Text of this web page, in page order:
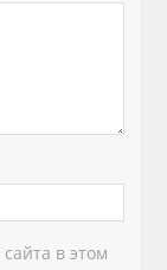
в этом